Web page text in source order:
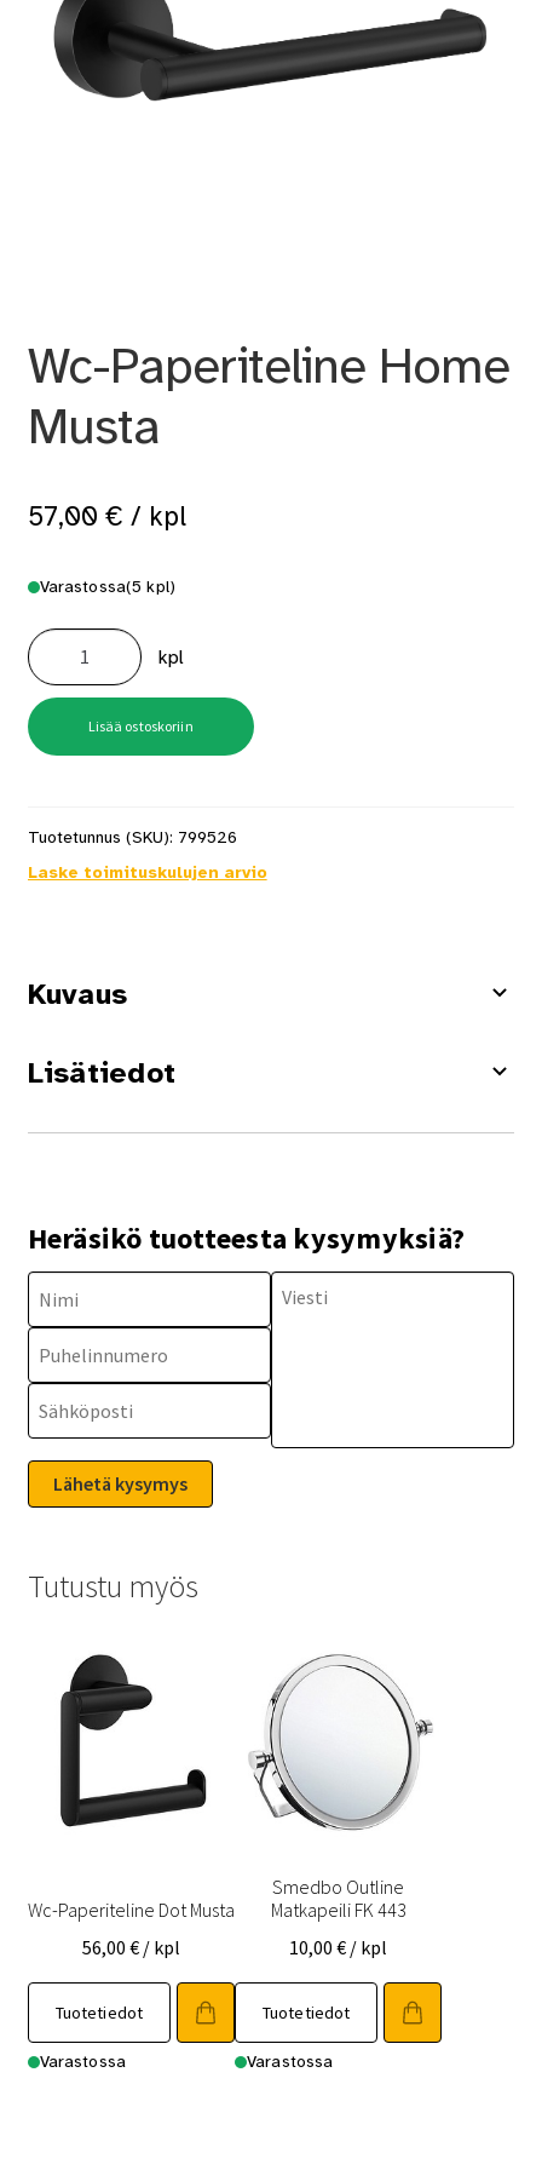
Wc-Paperiteline Home
Musta
57,00 € / kpl
Varastossa(5 kpl)
Wc-
Paperiteline
Home
Musta
määrä
kpl
Lisää ostoskoriin
Tuotetunnus (SKU): 799526
Laske toimituskulujen arvio
Kuvaus
Lisätiedot
Heräsikö tuotteesta kysymyksiä?
Tutustu myös
Wc-Paperiteline Dot Musta
56,00 € / kpl
Tuotetiedot
Varastossa
Smedbo Outline
Matkapeili FK 443
10,00€ / kpl
Tuotetiedot
Varastossa